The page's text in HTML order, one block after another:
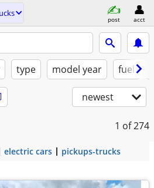
post acct
type model year fuel
newest
1 of 274
electric cars pickups-trucks